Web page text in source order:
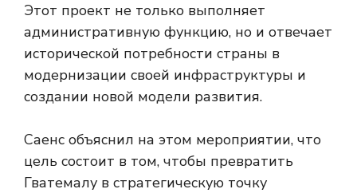
Этот проект не только выполняет
административную функцию, но и отвечает
исторической потребности страны в
модернизации своей инфраструктуры и
создании новой модели развития.
Саенс объяснил на этом мероприятии, что
цель состоит в том, чтобы превратить
Гватемалу в стратегическую точку